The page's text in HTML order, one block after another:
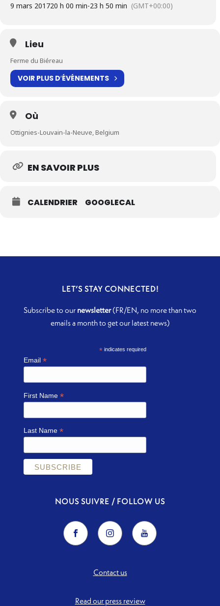
9 mars 201720 h 00 min-23 h 50 min (GMT+00:00)
Lieu
Ferme du Biéreau
VOIR PLUS D′ÉVÉNEMENTS
Où
Ottignies-Louvain-la-Neuve, Belgium
EN SAVOIR PLUS
CALENDRIER GOOGLECAL
LET’S STAY CONNECTED!
Subscribe to our newsletter(FR/EN, no more than two
emails a month to get our latest news)
*indicates required
Email*
First Name*
Last Name*
NOUS SUIVRE / FOLLOW US
Contact us
Read our press review